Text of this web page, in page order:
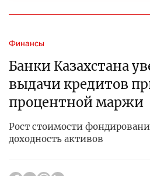
Финансы
Банки Казахстана
выдачи кредитов
процентной маржи
Рост стоимости
доходность активов